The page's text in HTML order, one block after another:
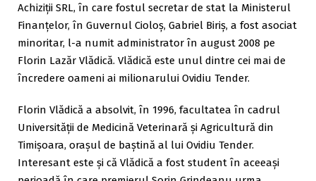
Achiziţii SRL, în care fostul secretar de stat la Ministerul
Finanțelor, în Guvernul Cioloș, Gabriel Biriş, a fost asociat
minoritar, l-a numit administrator în august 2008 pe
Florin Lazăr Vlădică. Vlădică este unul dintre cei mai de
încredere oameni ai milionarului Ovidiu Tender.
Florin Vlădică a absolvit, în 1996, facultatea în cadrul
Universității de Medicină Veterinară și Agricultură din
Timișoara, orașul de baștină al lui Ovidiu Tender.
Interesant este și că Vlădică a fost student în aceeași